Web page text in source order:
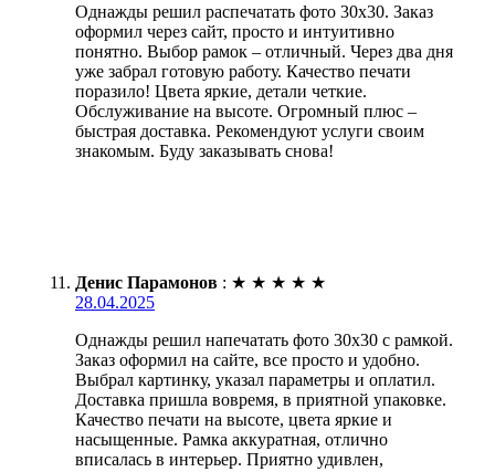
Однажды решил распечатать фото 30х30. Заказ
оформил через сайт, просто и интуитивно
понятно. Выбор рамок – отличный. Через два дня
уже забрал готовую работу. Качество печати
поразило! Цвета яркие, детали четкие.
Обслуживание на высоте. Огромный плюс –
быстрая доставка. Рекомендуют услуги своим
знакомым. Буду заказывать снова!
Денис Парамонов : ★ ★ ★ ★ ★
28.04.2025
Однажды решил напечатать фото 30х30 с рамкой.
Заказ оформил на сайте, все просто и удобно.
Выбрал картинку, указал параметры и оплатил.
Доставка пришла вовремя, в приятной упаковке.
Качество печати на высоте, цвета яркие и
насыщенные. Рамка аккуратная, отлично
вписалась в интерьер. Приятно удивлен,